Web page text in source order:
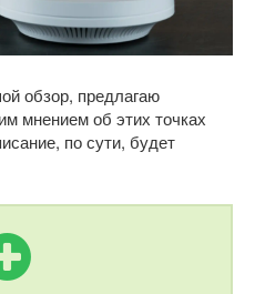
обзор, предлагаю
мнением об этих точках
по сути, будет